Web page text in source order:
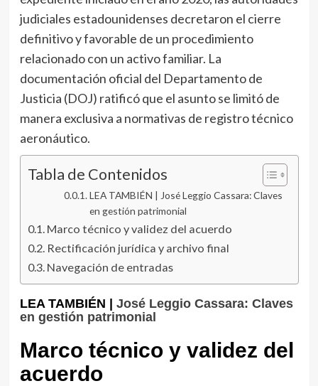
judiciales estadounidenses decretaron el cierre
definitivo y favorable de un procedimiento
relacionado con un activo familiar. La
documentación oficial del Departamento de
Justicia (DOJ) ratificó que el asunto se limitó de
manera exclusiva a normativas de registro técnico
aeronáutico.
Tabla de Contenidos
LEA TAMBIÉN | José Leggio Cassara: Claves
en gestión patrimonial
Marco técnico y validez del acuerdo
Rectificación jurídica y archivo final
Navegación de entradas
LEA TAMBIÉN | José Leggio Cassara: Claves
en gestión patrimonial
Marco técnico y validez del
acuerdo